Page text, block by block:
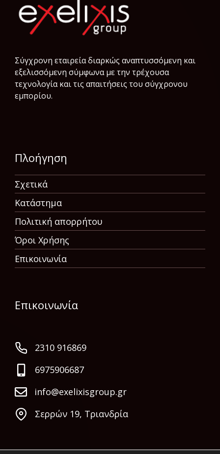
Σύγχρονη εταιρεία διαρκώς αναπτυσσόμενη και
εξελισσόμενη σύμφωνα µε την τρέχουσα
τεχνολογία και τις απαιτήσεις του σύγχρονου
εμπορίου.
Πλοήγηση
Σχετικά
Κατάστημα
Πολιτική απορρήτου
Όροι Χρήσης
Επικοινωνία
Επικοινωνία
2310 916869
6975906687
info@exelixisgroup.gr
Σερρών 19, Τριανδρία